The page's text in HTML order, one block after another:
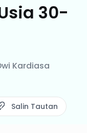
30-
Kardiasa
Salin Tautan